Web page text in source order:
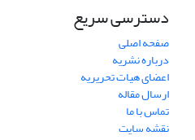
دسترسی سریع
صفحه اصلی
درباره نشریه
اعضای هیات تحریریه
ارسال مقاله
تماس با ما
نقشه سایت